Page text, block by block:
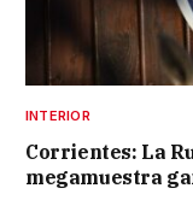
INTERIOR
Corrientes: La
megamuestra